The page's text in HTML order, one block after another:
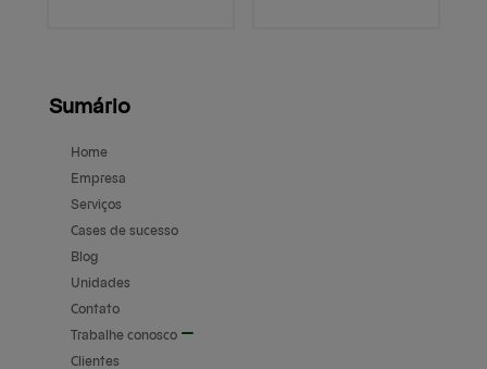
Sumário
Home
Empresa
Serviços
Cases de sucesso
Blog
Unidades
Contato
Trabalhe conosco
Clientes